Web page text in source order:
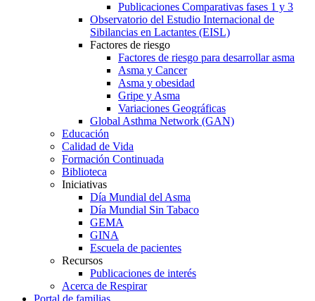
Publicaciones Comparativas fases 1 y 3
Observatorio del Estudio Internacional de
Sibilancias en Lactantes (EISL)
Factores de riesgo
Factores de riesgo para desarrollar asma
Asma y Cancer
Asma y obesidad
Gripe y Asma
Variaciones Geográficas
Global Asthma Network (GAN)
Educación
Calidad de Vida
Formación Continuada
Biblioteca
Iniciativas
Día Mundial del Asma
Día Mundial Sin Tabaco
GEMA
GINA
Escuela de pacientes
Recursos
Publicaciones de interés
Acerca de Respirar
Portal de familias